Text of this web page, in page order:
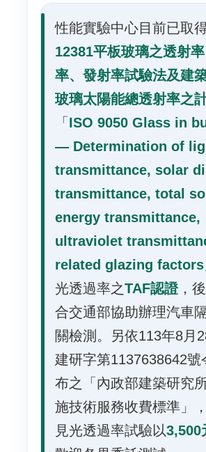
性能實驗中心目前已取
12381平板玻璃之透射
率、發射率試驗法及建
玻璃太陽能總透射率之
「 ISO 9050 Glass in
— Determination of
transmittance, solar
transmittance, total
energy transmittance,
ultraviolet
related glazing factors
光透過率之TAF認證，
合交通部協助辦理汽車
關檢測。另依113年8月
建研字第1137638642號
布之「內政部建築研究
施技術服務收費標準」
見光透過率試驗以3,500